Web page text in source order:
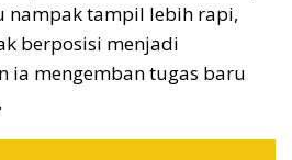
nampak tampil lebih rapi,
berposisi menjadi
ia mengemban tugas baru